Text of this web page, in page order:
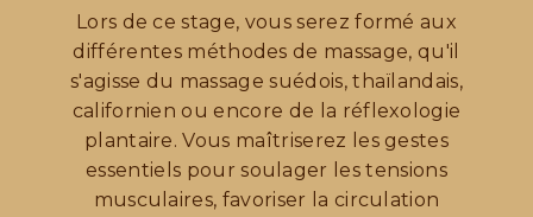
Lors de ce stage, vous serez formé aux
différentes méthodes de massage, qu'il
s'agisse du massage suédois, thaïlandais,
californien ou encore de la réflexologie
plantaire. Vous maîtriserez les gestes
essentiels pour soulager les tensions
musculaires, favoriser la circulation